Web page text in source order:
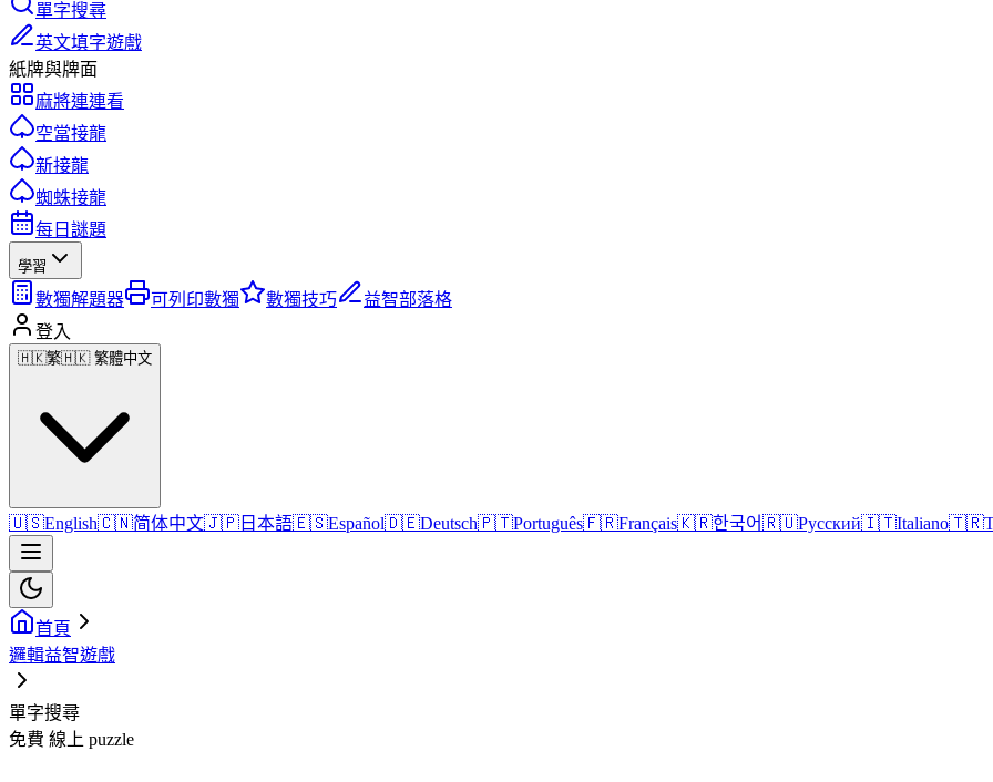
單字搜尋
英文填字遊戲
紙牌與牌面
麻將連連看
空當接龍
新接龍
蜘蛛接龍
每日謎題
學習
數獨解題器 可列印數獨 數獨技巧
益智部落格
登入
🇭🇰繁🇭🇰 繁體中文
🇺🇸English🇨🇳简体中文🇯🇵 日本語🇪🇸Español🇩🇪Deutsch🇵🇹Português🇫🇷Français🇰🇷한국어🇷🇺Русский🇮🇹Italiano🇹🇷
首頁
邏輯益智遊戲
單字搜尋
免費 線上 puzzle